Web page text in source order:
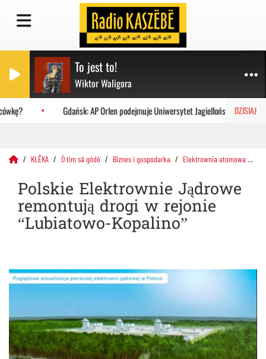
To jest to!
Wiktor Waligora
DZISIAJ
Gdańsk: AP Orlen podejmuje Uniwersytet Jagielloński
KLËKA Ò tim sã gôdô Biznes i gospodarka Elektrownia atomowa
Polskie Elektrownie Jądrowe
remontują drogi w rejonie
“Lubiatowo-Kopalino”